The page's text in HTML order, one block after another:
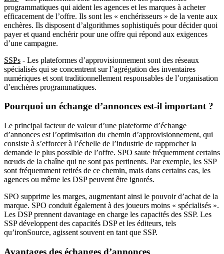
programmatiques qui aident les agences et les marques à acheter
efficacement de l’offre. Ils sont les « enchérisseurs » de la vente aux
enchères. Ils disposent d’algorithmes sophistiqués pour décider quoi
payer et quand enchérir pour une offre qui répond aux exigences
d’une campagne.
SSPs - Les plateformes d’approvisionnement sont des réseaux
spécialisés qui se concentrent sur l’agrégation des inventaires
numériques et sont traditionnellement responsables de l’organisation
d’enchères programmatiques.
Pourquoi un échange d’annonces est-il important ?
Le principal facteur de valeur d’une plateforme d’échange
d’annonces est l’optimisation du chemin d’approvisionnement, qui
consiste à s’efforcer à l’échelle de l’industrie de rapprocher la
demande le plus possible de l’offre. SPO saute fréquemment certains
nœuds de la chaîne qui ne sont pas pertinents. Par exemple, les SSP
sont fréquemment retirés de ce chemin, mais dans certains cas, les
agences ou même les DSP peuvent être ignorés.
SPO supprime les marges, augmentant ainsi le pouvoir d’achat de la
marque. SPO conduit également à des joueurs moins « spécialisés ».
Les DSP prennent davantage en charge les capacités des SSP. Les
SSP développent des capacités DSP et les éditeurs, tels
qu’ironSource, agissent souvent en tant que SSP.
Avantages des échanges d’annonces